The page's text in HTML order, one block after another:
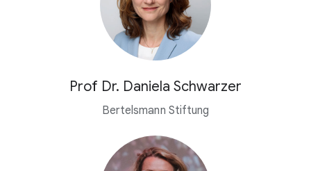
Prof Dr. Daniela Schwarzer
Bertelsmann Stiftung